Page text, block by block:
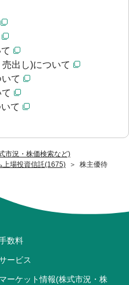
市況・株価検索など)
場投資信託(1675)
株主優待
売出し)について
て
て
数料
ービス
マーケット情報(株式市況・株